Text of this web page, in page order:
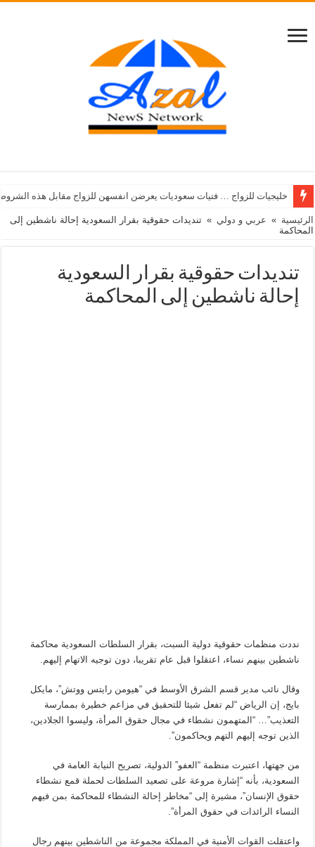
خليجيات للزواج … فتيات سعوديات يعرضن انفسهن للزواج مقابل هذه
الرئيسية » عربي و دولي » تنديدات حقوقية بقرار السعودية إحالة ناشطين إلى
المحاكمة
تنديدات حقوقية بقرار السعودية
إحالة ناشطين إلى المحاكمة
نددت منظمات حقوقية دولية السبت، بقرار السلطات السعودية محاكمة
ناشطين بينهم نساء، اعتقلوا قبل عام تقريبا، دون توجيه الاتهام إليهم.
وقال نائب مدير قسم الشرق الأوسط في “هيومن رايتس ووتش”، مايكل
بايج، إن الرياض “لم تفعل شيئا للتحقيق في مزاعم خطيرة بممارسة
التعذيب”… “المتهمون نشطاء في مجال حقوق المرأة، وليسوا الجلادين،
الذين توجه إليهم التهم ويحاكمون”.
من جهتها، اعتبرت منظمة “العفو” الدولية، تصريح النيابة العامة في
السعودية، بأنه “إشارة مروعة على تصعيد السلطات لحملة قمع نشطاء
حقوق الإنسان”، مشيرة إلى “مخاطر إحالة النشطاء للمحاكمة بمن فيهم
النساء الرائدات في حقوق المرأة”.
واعتقلت القوات الأمنية في المملكة مجموعة من الناشطين بينهم رجال